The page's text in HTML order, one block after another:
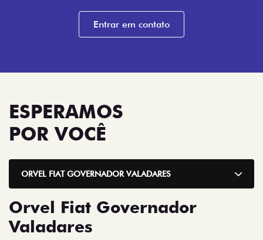
POR VOCÊ
ORVEL FIAT GOVERNADOR VALADARES
Orvel Fiat Governador
Valadares
Avenida Piracicaba, 99A - Ilha dos Araújos
Governador Valadares - Minas Gerais